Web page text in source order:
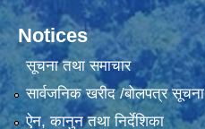
Notices
सूचना तथा समाचार
सार्वजनिक खरीद /बोलपत्र सूचना
ऐन, कानुन तथा निर्देशिका